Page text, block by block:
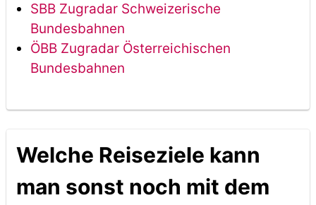
SBB Zugradar Schweizerische
Bundesbahnen
ÖBB Zugradar Österreichischen
Bundesbahnen
Welche Reiseziele kann
man sonst noch mit dem